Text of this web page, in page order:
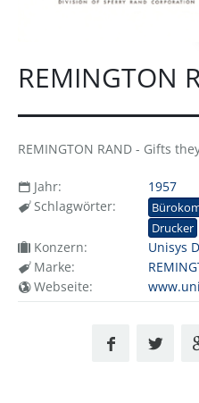
REMINGTON
REMINGTON RAND - Gifts
Jahr:
1957
Schlagwörter:
Drucker
Konzern:
Unisys
Marke:
Webseite: